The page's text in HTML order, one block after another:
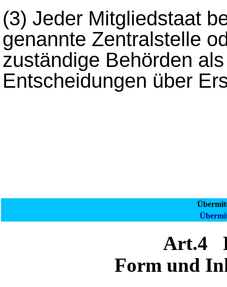
(3) Jeder Mitgliedstaat
genannte Zentralstelle
zuständige Behörden
Entscheidungen über
Art.4
Form und